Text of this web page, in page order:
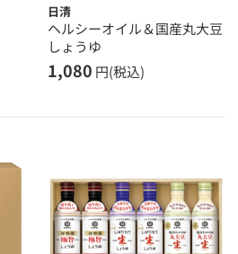
日清
ヘルシーオイル＆国産丸大豆
しょうゆ
1,080 円(税込)